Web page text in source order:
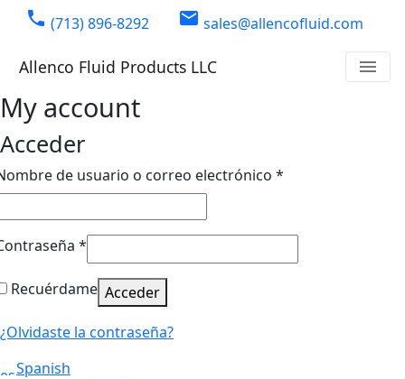
phone (713) 896-8292 email sales@allencofluid.com
Allenco Fluid Products LLC menu
My account
Acceder
de usuario o correo electrónico *
*
Recuérdame Acceder
¿Olvidaste la contraseña?
Spanish